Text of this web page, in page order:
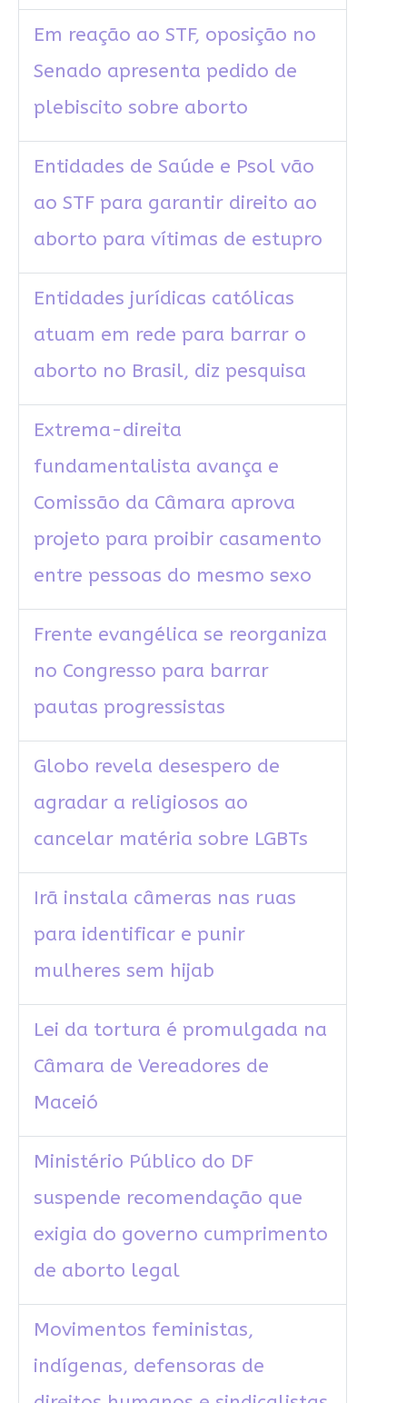
Em reação ao STF, oposição no
Senado apresenta pedido de
plebiscito sobre aborto
Entidades de Saúde e Psol vão
ao STF para garantir direito ao
aborto para vítimas de estupro
Entidades jurídicas católicas
atuam em rede para barrar o
aborto no Brasil, diz pesquisa
Extrema-direita
fundamentalista avança e
Comissão da Câmara aprova
projeto para proibir casamento
entre pessoas do mesmo sexo
Frente evangélica se reorganiza
no Congresso para barrar
pautas progressistas
Globo revela desespero de
agradar a religiosos ao
cancelar matéria sobre LGBTs
Irã instala câmeras nas ruas
para identificar e punir
mulheres sem hijab
Lei da tortura é promulgada na
Câmara de Vereadores de
Maceió
Ministério Público do DF
suspende recomendação que
exigia do governo cumprimento
de aborto legal
Movimentos feministas,
indígenas, defensoras de